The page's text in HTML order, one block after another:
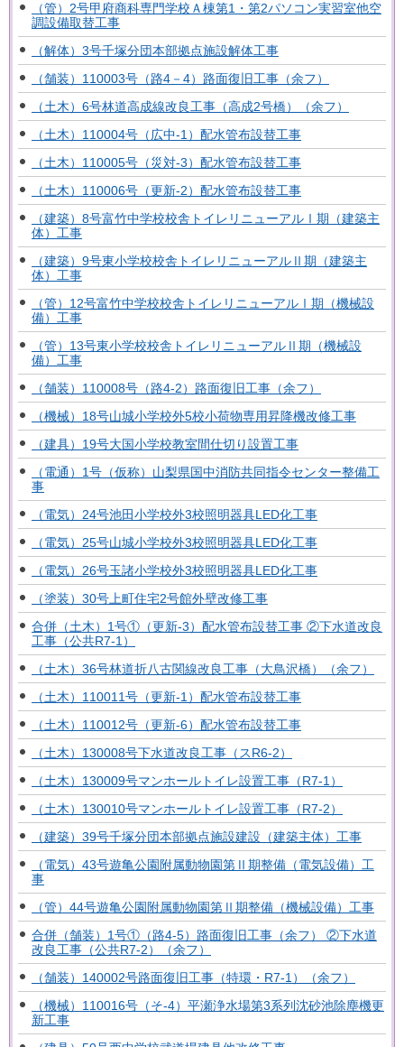
（管）2号甲府商科専門学校Ａ棟第1・第2パソコン実習室他空
調設備取替工事
（解体）3号千塚分団本部拠点施設解体工事
（舗装）110003号（路4－4）路面復旧工事（余フ）
（土木）6号林道高成線改良工事（高成2号橋）（余フ）
（土木）110004号（広中-1）配水管布設替工事
（土木）110005号（災対-3）配水管布設替工事
（土木）110006号（更新-2）配水管布設替工事
（建築）8号富竹中学校校舎トイレリニューアルⅠ期（建築主
体）工事
（建築）9号東小学校校舎トイレリニューアルⅡ期（建築主
体）工事
（管）12号富竹中学校校舎トイレリニューアルⅠ期（機械設
備）工事
（管）13号東小学校校舎トイレリニューアルⅡ期（機械設
備）工事
（舗装）110008号（路4-2）路面復旧工事（余フ）
（機械）18号山城小学校外5校小荷物専用昇降機改修工事
（建具）19号大国小学校教室間仕切り設置工事
（電通）1号（仮称）山梨県国中消防共同指令センター整備工
事
（電気）24号池田小学校外3校照明器具LED化工事
（電気）25号山城小学校外3校照明器具LED化工事
（電気）26号玉諸小学校外3校照明器具LED化工事
（塗装）30号上町住宅2号館外壁改修工事
合併（土木）1号①（更新-3）配水管布設替工事 ②下水道改良
工事（公共R7-1）
（土木）36号林道折八古関線改良工事（大鳥沢橋）（余フ）
（土木）110011号（更新-1）配水管布設替工事
（土木）110012号（更新-6）配水管布設替工事
（土木）130008号下水道改良工事（スR6-2）
（土木）130009号マンホールトイレ設置工事（R7-1）
（土木）130010号マンホールトイレ設置工事（R7-2）
（建築）39号千塚分団本部拠点施設建設（建築主体）工事
（電気）43号遊亀公園附属動物園第Ⅱ期整備（電気設備）工
事
（管）44号遊亀公園附属動物園第Ⅱ期整備（機械設備）工事
合併（舗装）1号①（路4-5）路面復旧工事（余フ） ②下水道
改良工事（公共R7-2）（余フ）
（舗装）140002号路面復旧工事（特環・R7-1）（余フ）
（機械）110016号（そ-4）平瀬浄水場第3系列沈砂池除塵機更
新工事